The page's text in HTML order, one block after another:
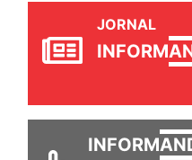
JORNAL
INFORM
INFORM